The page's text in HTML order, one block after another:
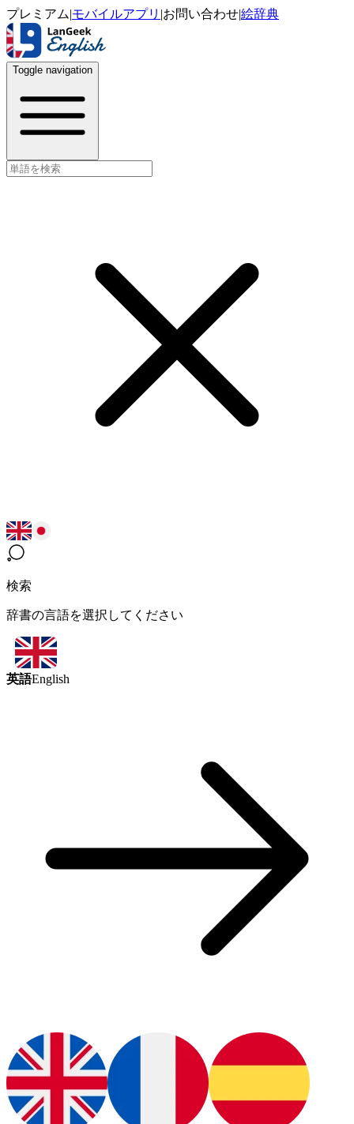
プレミアム|モバイルアプリ |お問い合わせ|絵辞典
Toggle navigation
検索
辞書の言語を選択してください
英語English